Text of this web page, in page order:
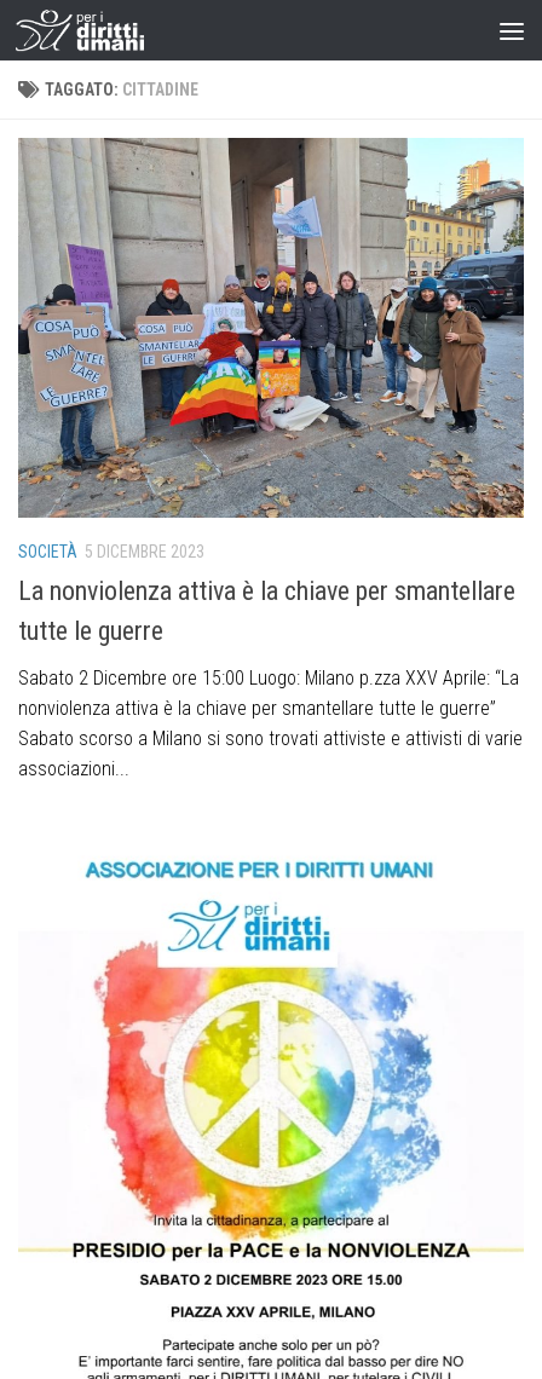
TAGGATO: CITTADINE
SOCIETÀ 5 DICEMBRE 2023
La nonviolenza attiva è la chiave per smantellare
tutte le guerre
Sabato 2 Dicembre ore 15:00 Luogo: Milano p.zza XXV Aprile: “La
nonviolenza attiva è la chiave per smantellare tutte le guerre”
Sabato scorso a Milano si sono trovati attiviste e attivisti di varie
associazioni...